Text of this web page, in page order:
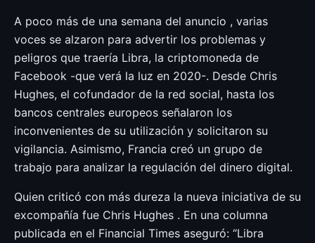
A poco más de una semana del anuncio , varias
voces se alzaron para advertir los problemas y
peligros que traería Libra, la criptomoneda de
Facebook -que verá la luz en 2020-. Desde Chris
Hughes, el cofundador de la red social, hasta los
bancos centrales europeos señalaron los
inconvenientes de su utilización y solicitaron su
vigilancia. Asimismo, Francia creó un grupo de
trabajo para analizar la regulación del dinero digital.
Quien criticó con más dureza la nueva iniciativa de su
excompañía fue Chris Hughes . En una columna
publicada en el Financial Times aseguró: “Libra